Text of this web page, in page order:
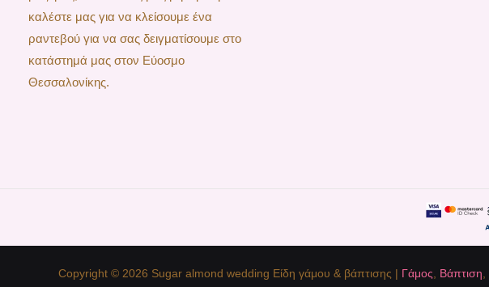
καλέστε μας για να κλείσουμε ένα
ραντεβού για να σας δειγματίσουμε στο
κατάστημά μας στον Εύοσμο
Θεσσαλονίκης.
Copyright © 2026 Sugar almond wedding Είδη γάμου & βάπτισης | Γάμος Βάπτιση